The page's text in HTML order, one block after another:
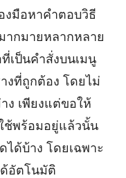
งมือหาคำตอบวิธี
กมายหลากหลาย
เป็นคำสั่งบนเมนู
งที่ถูกต้อง โดยไม่
ง เพียงแต่ขอให้
ช้พร้อมอยู่แล้วนั้น
ได้บ้าง โดยเฉพาะ
ด้อัตโนมัติ